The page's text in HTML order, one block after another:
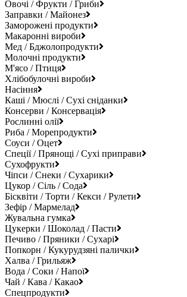
Овочі / Фрукти / Гриби
Заправки / Майонез
Заморожені продукти
Макаронні вироби
Мед / Бджолопродукти
Молочні продукти
М'ясо / Птиця
Хлібобулочні вироби
Насіння
Каші / Мюслі / Сухі сніданки
Консерви / Консервація
Рослинні олії
Риба / Морепродукти
Соуси / Оцет
Спеції / Прянощі / Сухі приправи
Сухофрукти
Чіпси / Снеки / Сухарики
Цукор / Сіль / Сода
Бісквіти / Торти / Кекси / Рулети
Зефір / Мармелад
Жувальна гумка
Цукерки / Шоколад / Пасти
Печиво / Пряники / Сухарі
Попкорн / Кукурудзяні палички
Халва / Грильяж
Вода / Соки / Напої
Чай / Кава / Какао
Спецпродукти